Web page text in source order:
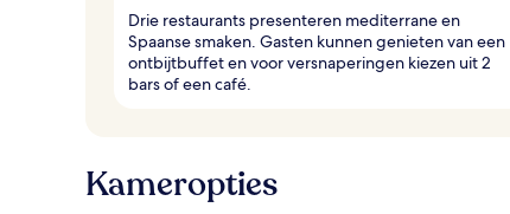
Drie restaurants presenteren mediterrane en
Spaanse smaken. Gasten kunnen genieten van een
ontbijtbuffet en voor versnaperingen kiezen uit 2
bars of een café.
Kameropties